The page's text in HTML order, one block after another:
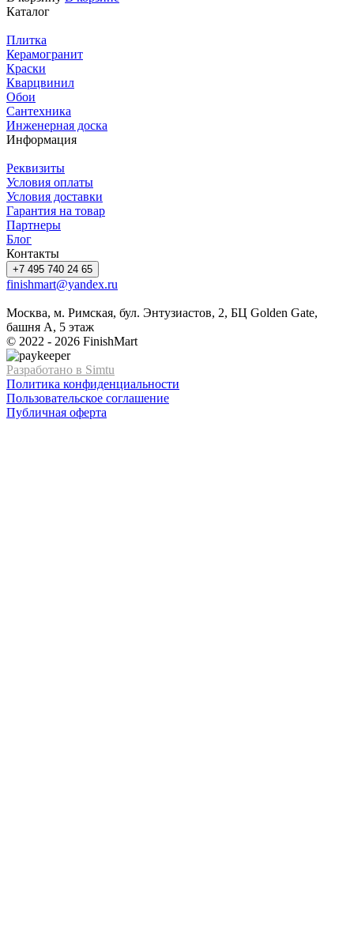
Каталог
Плитка
Керамогранит
Краски
Кварцвинил
Обои
Сантехника
Инженерная доска
Информация
Реквизиты
Условия оплаты
Условия доставки
Гарантия на товар
Партнеры
Блог
Контакты
+7 495 740 24 65
finishmart@yandex.ru
Москва, м. Римская, бул. Энтузиастов, 2, БЦ Golden Gate,
башня А, 5 этаж
© 2022 - 2026 FinishMart
Разработано в Simtu
Политика конфиденциальности
Пользовательское соглашение
Публичная оферта